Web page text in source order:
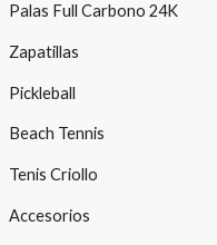
Palas Full Carbono 24K
Zapatillas
Pickleball
Beach Tennis
Tenis Criollo
Accesorios